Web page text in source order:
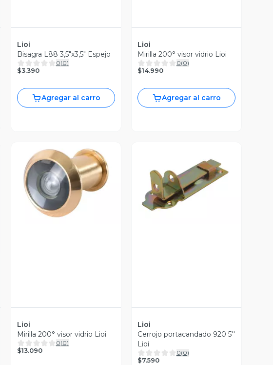
Lioi
Bisagra L88 3,5"x3,5" Espejo
0(0)
$3.390
Agregar al carro
Lioi
Mirilla 200° visor vidrio Lioi
0(0)
$14.990
Agregar al carro
Vista Previa
Lioi
Mirilla 200° visor vidrio Lioi
0(0)
$13.090
Vista Previa
Lioi
Cerrojo portacandado 920 5''
Lioi
0(0)
$7.590